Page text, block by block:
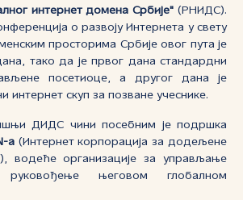
интернет домена Србије" (РНИДС).
о развоју Интернета у свету
просторима Србије овог пута је
тако да је првог дана стандардни
посетиоце, а другог дана је
интернет скуп за позване учеснике.
ДИДС чини посебним је подршка
a(Интернет корпорација за додељене
водеће организације за управљање
његовом глобалном